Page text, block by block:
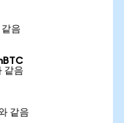
음
같음
같음